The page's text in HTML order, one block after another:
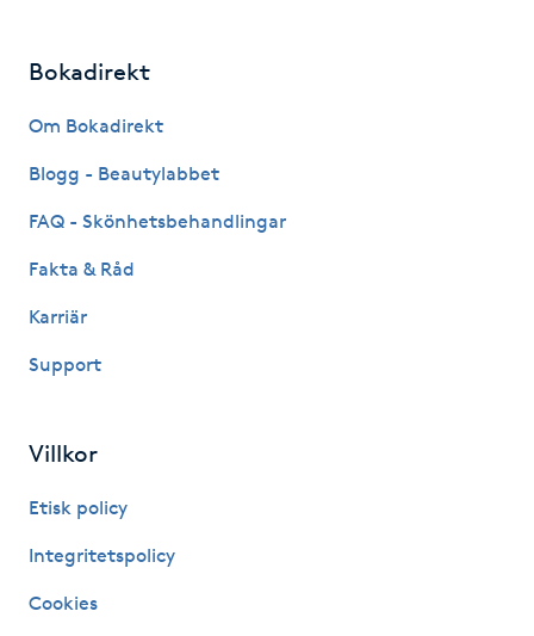
Koppningsmassage
Kosmetisk tatuering
Kroppsinpackning
Kärlbehandling
Laserbehandling
Bokadirekt
Om Bokadirekt
Blogg - Beautylabbet
FAQ - Skönhetsbehandlingar
Fakta & Råd
Karriär
Support
Villkor
Etisk policy
Integritetspolicy
Cookies